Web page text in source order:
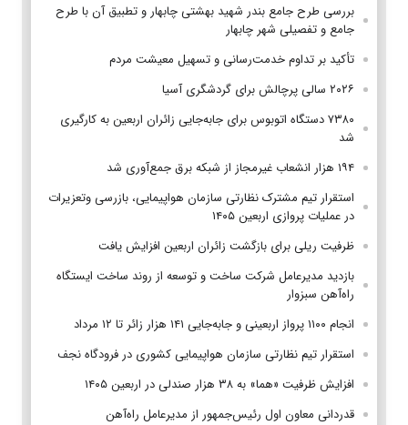
بررسی طرح جامع بندر شهید بهشتی چابهار و تطبیق آن با طرح
جامع و تفصیلی شهر چابهار
تأکید بر تداوم خدمت‌رسانی و تسهیل معیشت مردم
۲۰۲۶ سالی پرچالش برای گردشگری آسیا
۷۳۸۰ دستگاه اتوبوس برای جابه‌جایی زائران اربعین به‌ کارگیری
شد
۱۹۴ هزار انشعاب غیرمجاز از شبکه برق جمع‌آوری شد
استقرار تیم مشترک نظارتی سازمان هواپیمایی، بازرسی وتعزیرات
در عملیات پروازی اربعین ۱۴۰۵
ظرفیت ریلی برای بازگشت زائران اربعین افزایش یافت
بازدید مدیرعامل شرکت ساخت و توسعه از روند ساخت ایستگاه
راه‌آهن سبزوار
انجام ۱۱۰۰ پرواز اربعینی و جابه‌جایی ۱۴۱ هزار زائر تا ۱۲ مرداد
استقرار تیم‌ نظارتی سازمان هواپیمایی کشوری در فرودگاه نجف
افزایش ظرفیت «هما» به ۳۸ هزار صندلی در اربعین ۱۴۰۵
قدردانی معاون اول رئیس‌جمهور از مدیرعامل راه‌آهن